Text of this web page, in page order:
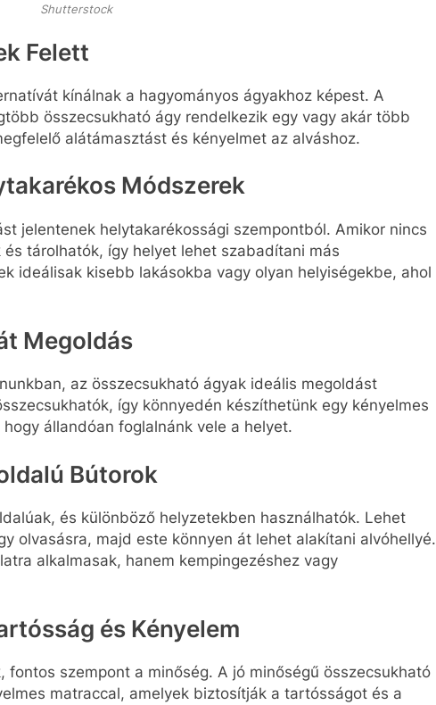
Shutterstock
Felett
kínálnak a hagyományos ágyakhoz képest. A
összecsukható ágy rendelkezik egy vagy akár több
alátámasztást és kényelmet az alváshoz.
Módszerek
jelentenek helytakarékossági szempontból. Amikor nincs
tárolhatók, így helyet lehet szabadítani más
ideálisak kisebb lakásokba vagy olyan helyiségekbe, ahol
Megoldás
az összecsukható ágyak ideális megoldást
így könnyedén készíthetünk egy kényelmes
állandóan foglalnánk vele a helyet.
Bútorok
és különböző helyzetekben használhatók. Lehet
olvasásra, majd este könnyen át lehet alakítani alvóhellyé.
alkalmasak, hanem kempingezéshez vagy
és Kényelem
szempont a minőség. A jó minőségű összecsukható
matraccal, amelyek biztosítják a tartósságot és a